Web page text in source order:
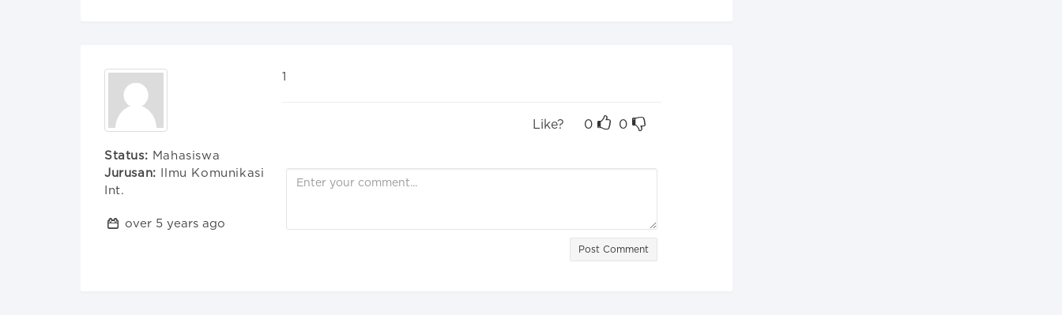
Status: Mahasiswa
Jurusan: Ilmu Komunikasi
Int.
over 5 years ago
1
Like? 0 0
Post Comment